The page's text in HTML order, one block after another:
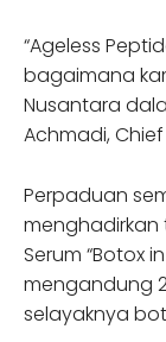
“Ageless
bagaimana
Nusantara
Achmadi,
Perpaduan
menghadirkan
Serum “Botox
mengandung
selayaknya